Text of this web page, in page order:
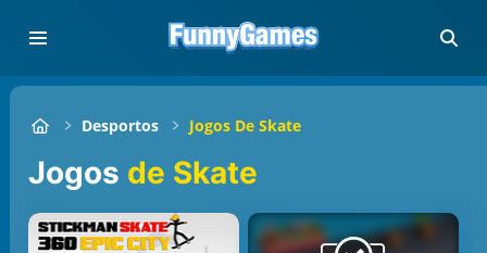
Desportos Jogos De Skate
Jogos de Skate